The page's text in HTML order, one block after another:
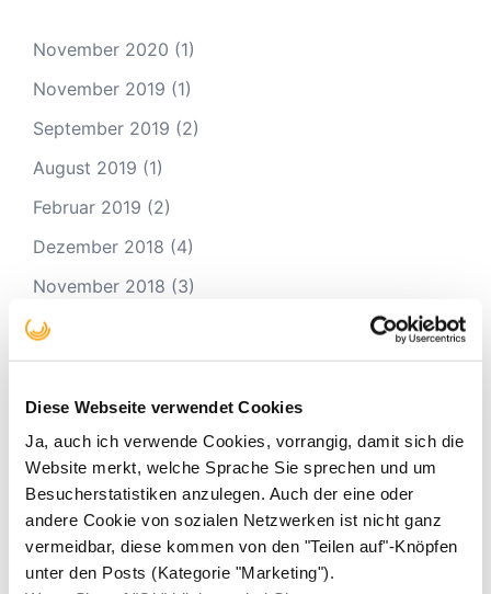
Diese Webseite verwendet Cookies
Ja, auch ich verwende Cookies, vorrangig, damit sich die
Website merkt, welche Sprache Sie sprechen und um
Besucherstatistiken anzulegen. Auch der eine oder
andere Cookie von sozialen Netzwerken ist nicht ganz
vermeidbar, diese kommen von den "Teilen auf"-Knöpfen
unter den Posts (Kategorie "Marketing").
November 2020 (1)
November 2019 (1)
September 2019 (2)
August 2019 (1)
Februar 2019 (2)
Dezember 2018 (4)
November 2018 (3)
Juli 2018
Juni 2018(1)
April 2018(1)
März 2018 (2)
Januar 2018 (3)
Oktober 2017(1)
September 2017